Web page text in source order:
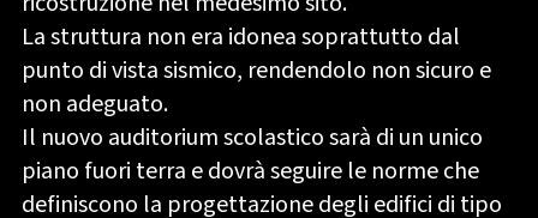
La struttura non era idonea soprattutto dal
punto di vista sismico, rendendolo non sicuro e
non adeguato.
Il nuovo auditorium scolastico sarà di un unico
piano fuori terra e dovrà seguire le norme che
definiscono la progettazione degli edifici di tipo